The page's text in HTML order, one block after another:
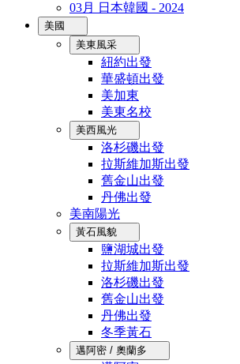
03月 日本韓國 - 2024
美國
美東風采
紐約出發
華盛頓出發
美加東
美東名校
美西風光
洛杉磯出發
拉斯維加斯出發
舊金山出發
丹佛出發
美南陽光
黃石風貌
鹽湖城出發
拉斯維加斯出發
洛杉磯出發
舊金山出發
丹佛出發
冬季黃石
邁阿密 / 奧蘭多